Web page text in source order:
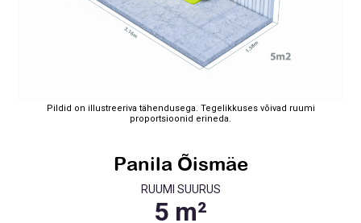
Pildid on illustreeriva tähendusega. Tegelikkuses võivad ruumi
proportsioonid erineda.
Panila Õismäe
RUUMI SUURUS